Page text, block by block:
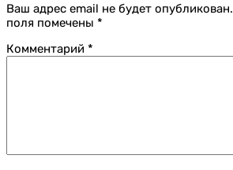
Ваш адрес email не будет опубликован.
поля помечены *
Комментарий *